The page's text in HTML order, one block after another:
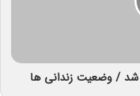
شد / وضعیت زندانی ها